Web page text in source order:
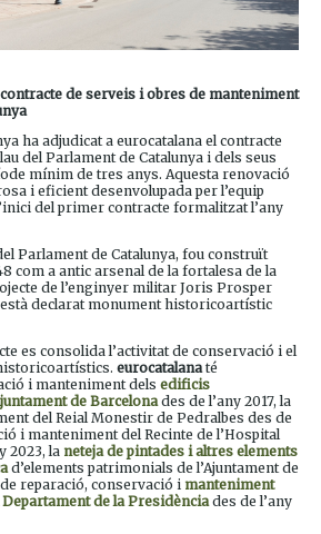
de serveis i obres de manteniment
ha adjudicat a eurocatalana el contracte
del Parlament de Catalunya i dels seus
mínim de tres anys. Aquesta renovació
i eficient desenvolupada per l’equip
del primer contracte formalitzat l’any
Parlament de Catalunya, fou construït
com a antic arsenal de la fortalesa de la
de l’enginyer militar Joris Prosper
està declarat monument historicoartístic
es consolida l’activitat de conservació i el
eurocatalana té
i manteniment dels edificis
de Barcelona des de l’any 2017, la
del Reial Monestir de Pedralbes des de
i manteniment del Recinte de l’Hospital
2023, la neteja de pintades i altres elements
d’elements patrimonials de l’Ajuntament de
reparació, conservació i manteniment
de la Presidència des de l’any